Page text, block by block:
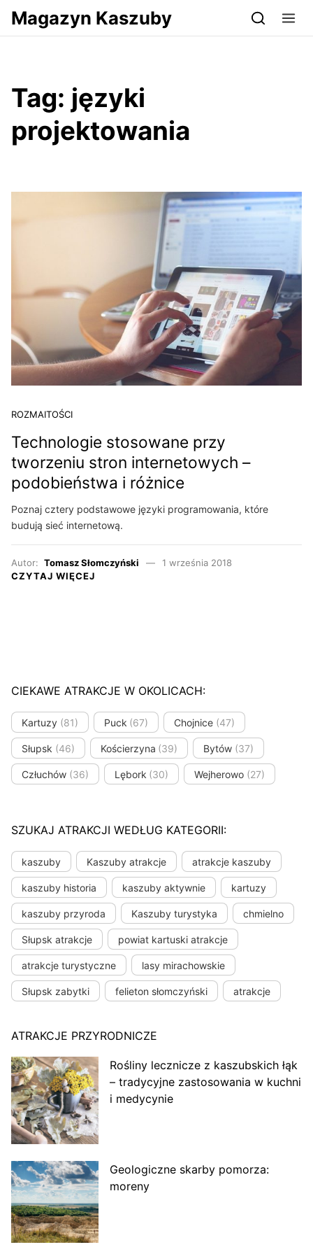
Przejdź do serwisu magazynkaszuby.pl
Magazyn Kaszuby
Tag: języki
projektowania
ROZMAITOŚCI
Technologie stosowane przy
tworzeniu stron internetowych –
podobieństwa i różnice
Poznaj cztery podstawowe języki programowania, które
budują sieć internetową.
Autor: Tomasz Słomczyński
1 września 2018
CZYTAJ WIĘCEJ
CIEKAWE ATRAKCJE W OKOLICACH:
Kartuzy (81) Puck (67) Chojnice (47)
Słupsk (46) Kościerzyna (39) Bytów (37)
Człuchów (36) Lębork (30) Wejherowo (27)
SZUKAJ ATRAKCJI WEDŁUG KATEGORII:
kaszuby Kaszuby atrakcje atrakcje kaszuby
kaszuby historia kaszuby aktywnie kartuzy
kaszuby przyroda Kaszuby turystyka chmielno
Słupsk atrakcje powiat kartuski atrakcje
atrakcje turystyczne lasy mirachowskie
Słupsk zabytki felieton słomczyński atrakcje
ATRAKCJE PRZYRODNICZE
Rośliny lecznicze z kaszubskich łąk
– tradycyjne zastosowania w kuchni
i medycynie
Geologiczne skarby pomorza:
moreny